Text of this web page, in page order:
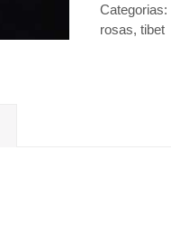
Categorias:
rosas, tibet